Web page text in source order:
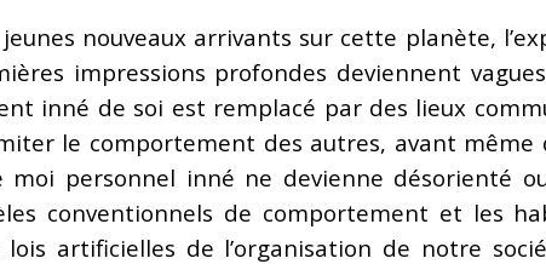
nouveaux arrivants sur cette planète,
impressions profondes deviennent
inné de soi est remplacé par des lieux
le comportement des autres, avant même
personnel inné ne devienne désorienté
conventionnels de comportement et les
artificielles de l’organisation de notre